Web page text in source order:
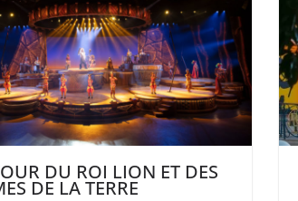
DU ROI LION ET DES
DE LA TERRE